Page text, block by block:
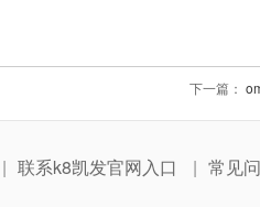
下一篇：
联系k8凯发官网入口 常见